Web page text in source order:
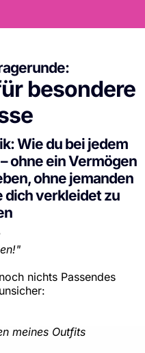
besondere
Wie du bei jedem
ohne ein Vermögen
ohne jemanden
dich verkleidet zu
nichts Passendes
meines Outfits